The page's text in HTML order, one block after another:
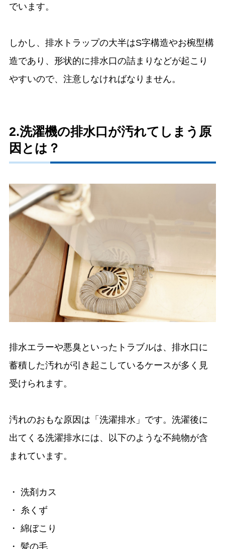
でいます。
しかし、排水トラップの大半はS字構造やお椀型構
造であり、形状的に排水口の詰まりなどが起こり
やすいので、注意しなければなりません。
2.洗濯機の排水口が汚れてしまう原
因とは？
排水エラーや悪臭といったトラブルは、排水口に
蓄積した汚れが引き起こしているケースが多く見
受けられます。
汚れのおもな原因は「洗濯排水」です。洗濯後に
出てくる洗濯排水には、以下のような不純物が含
まれています。
・ 洗剤カス
・ 糸くず
・ 綿ぼこり
・ 髪の毛